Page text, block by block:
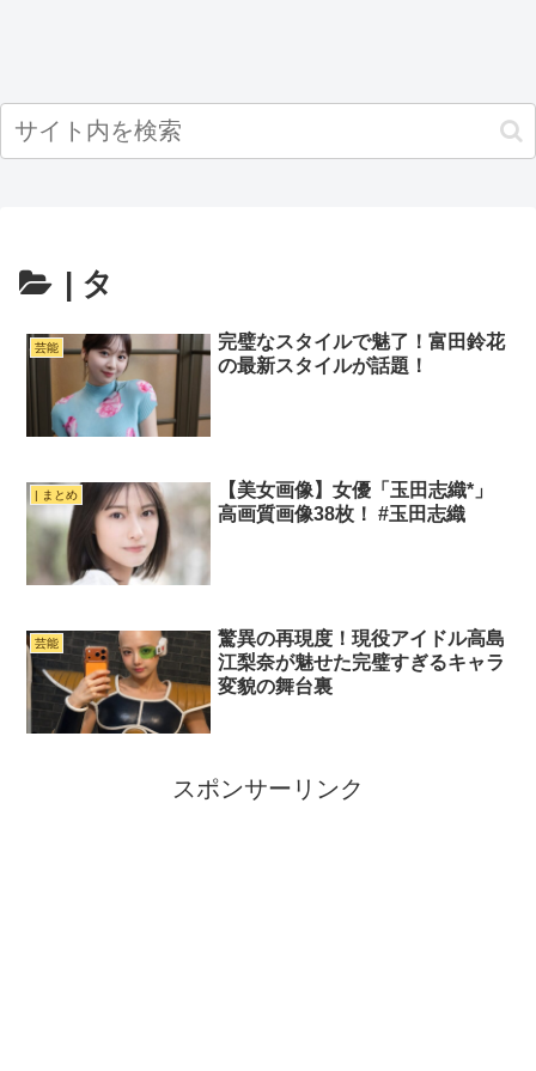
| タ
芸能
完璧なスタイルで魅了！富田鈴花
の最新スタイルが話題！
| まとめ
【美女画像】女優「玉田志織*」
高画質画像38枚！ #玉田志織
芸能
驚異の再現度！現役アイドル高島
江梨奈が魅せた完璧すぎるキャラ
変貌の舞台裏
スポンサーリンク